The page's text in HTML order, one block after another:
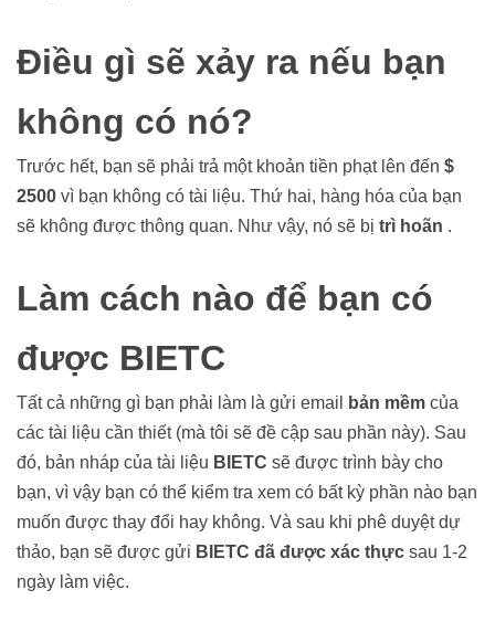
Điều gì sẽ xảy ra nếu bạn
không có nó?
Trước hết, bạn sẽ phải trả một khoản tiền phạt lên đến $
2500 vì bạn không có tài liệu. Thứ hai, hàng hóa của bạn
sẽ không được thông quan. Như vậy, nó sẽ bị trì hoãn .
Làm cách nào để bạn có
được BIETC
Tất cả những gì bạn phải làm là gửi email bản mềm của
các tài liệu cần thiết (mà tôi sẽ đề cập sau phần này). Sau
đó, bản nháp của tài liệu BIETC sẽ được trình bày cho
bạn, vì vậy bạn có thể kiểm tra xem có bất kỳ phần nào bạn
muốn được thay đổi hay không. Và sau khi phê duyệt dự
thảo, bạn sẽ được gửi BIETC đã được xác thực sau 1-2
ngày làm việc.